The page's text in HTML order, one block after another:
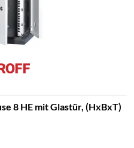
8 HE mit Glastür, (HxBxT)